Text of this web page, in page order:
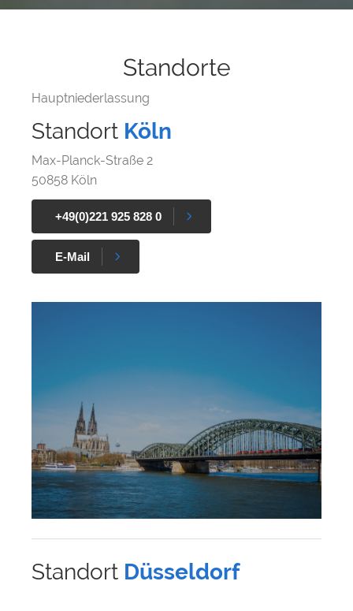
Standorte
Hauptniederlassung
Standort Köln
Max-Planck-Straße 2
50858 Köln
+49(0)221 925 828 0
E-Mail
Standort Düsseldorf